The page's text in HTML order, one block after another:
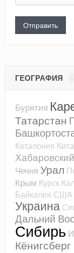
ГЕОГРАФИЯ
Бурятия
Татарстан
Каталония
Чечня Урал
Крым Курск
Байкалия США
Украина
Дальний
Сибирь
Кёнигсберг